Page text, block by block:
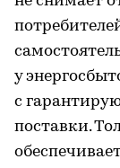
у
с
поставки.